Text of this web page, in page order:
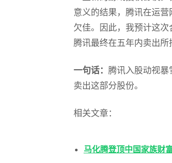
意义的结果，腾讯在运
欠佳。因此，我预计这
腾讯最终在五年内卖出所
一句话： 腾讯入股动视
卖出这部分股份。
相关文章：
马化腾登顶中国家族财